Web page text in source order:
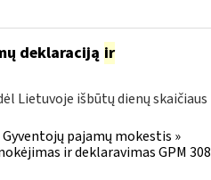
deklaraciją ir
Lietuvoje išbūtų dienų skaičiaus
Gyventojų pajamų mokestis »
ir deklaravimas GPM 308